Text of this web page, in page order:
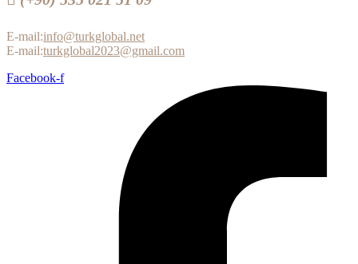
E-mail:info@turkglobal.net
E-mail:turkglobal2023@gmail.com
Facebook-f